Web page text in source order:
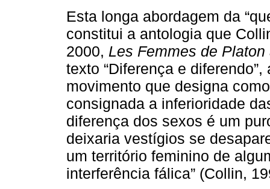
Esta longa abordagem da
constitui a antologia que
2000, Les Femmes de
texto “Diferença e
movimento que designa
consignada a inferioridade
diferença dos sexos é um
deixaria vestígios se
um território feminino de
interferência fálica” (Collin,